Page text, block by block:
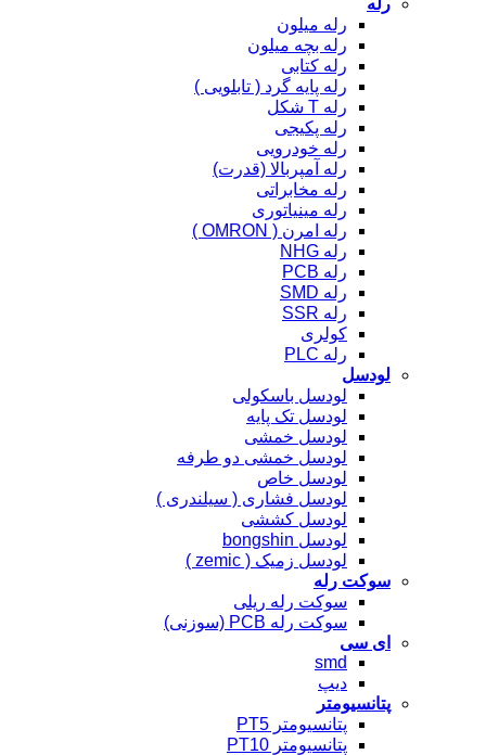
رله میلون
رله بچه میلون
رله کتابی
رله پایه گرد ( تابلویی )
رله T شکل
رله پکیجی
رله خودرویی
رله آمپربالا (قدرت)
رله مخابراتی
رله مینیاتوری
رله امرن ( OMRON )
رله NHG
رله PCB
رله SMD
رله SSR
کولری
رله PLC
لودسل
لودسل باسکولی
لودسل تک پایه
لودسل خمشی
لودسل خمشی دو طرفه
لودسل خاص
لودسل فشاری ( سیلندری )
لودسل کششی
لودسل bongshin
لودسل زمیک ( zemic )
سوکت رله
سوکت رله ریلی
سوکت رله PCB (سوزنی)
ای سی
smd
دیپ
پتانسیومتر
پتانسیومتر PT5
پتانسیومتر PT10